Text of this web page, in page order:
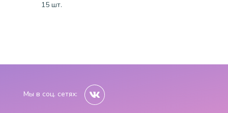
15 шт.
Мы в соц. сетях: